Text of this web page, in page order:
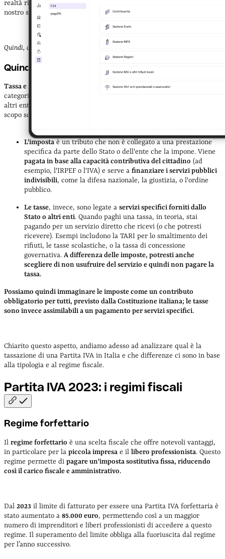
realtà riflette una comprensione più ampia di come funziona il
nostro sistema fiscale.
Quindi, che differenza c'è tra tasse e imposte?
Quindi, che differenza c'è tra tasse e imposte?
Tassa e imposta non sono sinonimi.Entrambe rientrano nella
categoria più ampia dei tributi, che sono prelievi coattivi dello Stato o
altri enti pubblici sulla ricchezza dei contribuenti. Ma la loro natura e
scopo sono diversi.
L'impostaè un tributo che non è collegato a una prestazione
specifica da parte dello Stato o dell'ente che la impone. Viene
pagata in base alla capacità contributiva del cittadino (ad
esempio, l'IRPEF o l'IVA) e serve a finanziare i servizi pubblici
indivisibili, come la difesa nazionale, la giustizia, o l'ordine
pubblico.
Le tasse, invece, sono legate a servizi specifici forniti dallo
Stato o altri enti. Quando paghi una tassa, in teoria, stai
pagando per un servizio diretto che ricevi (o che potresti
ricevere). Esempi includono la TARI per lo smaltimento dei
rifiuti, le tasse scolastiche, o la tassa di concessione
governativa. A differenza delle imposte, potresti anche
scegliere di non usufruire del servizio e quindi non pagare la
tassa.
Possiamo quindi immaginare le imposte come un contributo
obbligatorio per tutti, previsto dalla Costituzione italiana; le tasse
sono invece assimilabili a un pagamento per servizi specifici.
Chiarito questo aspetto, andiamo adesso ad analizzare qual è la
tassazione di una Partita IVA in Italia e che differenze ci sono in base
alla tipologia e al regime fiscale.
Partita IVA 2023: i regimi fiscali
Regime forfettario
Il regime forfettario è una scelta fiscale che offre notevoli vantaggi,
in particolare per la piccola impresa e il libero professionista. Questo
regime permette di pagare un'imposta sostitutiva fissa, riducendo
così il carico fiscale e amministrativo.
Dal 2023 il limite di fatturato per essere una Partita IVA forfettaria è
stato aumentato a 85.000 euro, permettendo così a un maggior
numero di imprenditori e liberi professionisti di accedere a questo
regime. Il superamento del limite obbliga alla fuoriuscita dal regime
per l’anno successivo.